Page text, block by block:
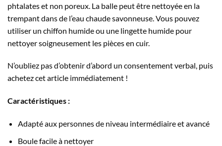
phtalates et non poreux. La balle peut être nettoyée en la
trempant dans de l’eau chaude savonneuse. Vous pouvez
utiliser un chiffon humide ou une lingette humide pour
nettoyer soigneusement les pièces en cuir.
N’oubliez pas d’obtenir d’abord un consentement verbal, puis
achetez cet article immédiatement !
Caractéristiques :
Adapté aux personnes de niveau intermédiaire et avancé
Boule facile à nettoyer